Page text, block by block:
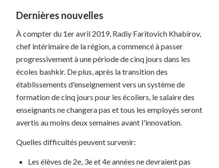
Dernières nouvelles
À compter du 1er avril 2019, Radiy Faritovich Khabirov,
chef intérimaire de la région, a commencé à passer
progressivement à une période de cinq jours dans les
écoles bashkir. De plus, après la transition des
établissements d'enseignement vers un système de
formation de cinq jours pour les écoliers, le salaire des
enseignants ne changera pas et tous les employés seront
avertis au moins deux semaines avant l'innovation.
Quelles difficultés peuvent survenir:
Les élèves de 2e, 3e et 4e années ne devraient pas